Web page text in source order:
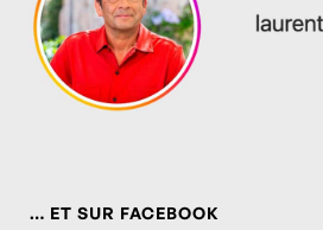
… ET SUR FACEBOOK